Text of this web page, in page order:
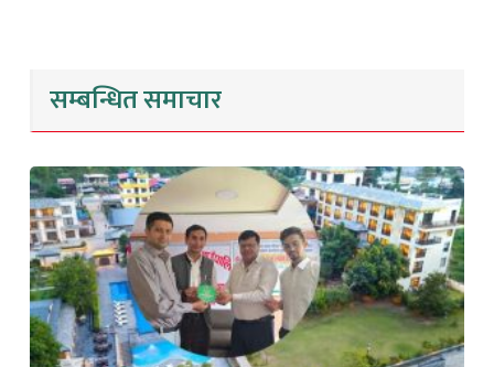
सम्बन्धित समाचार